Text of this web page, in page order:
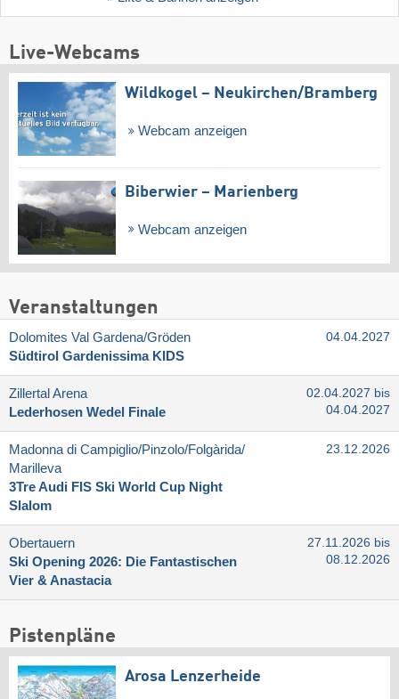
Live-Webcams
Wildkogel – Neukirchen/​Bramberg
Webcam anzeigen
Biberwier – Marienberg
Webcam anzeigen
Veranstaltungen
Dolomites Val Gardena/​Gröden
Südtirol Gardenissima KIDS
04.04.2027
Zillertal Arena
Lederhosen Wedel Finale
02.04.2027 bis
04.04.2027
Madonna di Campiglio/​Pinzolo/​Folgàrida/​
Marilleva
3Tre Audi FIS Ski World Cup Night
Slalom
23.12.2026
Obertauern
Ski Opening 2026: Die Fantastischen
Vier & Anastacia
27.11.2026 bis
08.12.2026
Pistenpläne
Arosa Lenzerheide